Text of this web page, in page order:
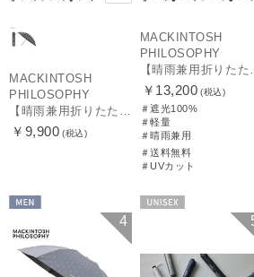
MACKINTOSH
PHILOSOPHY
【晴雨兼用折りたたみ日傘】マッキントッシュ フィロソフィー(MACKINTOSH PHILOSOPHY) バーブレラ サンプロテクトシリーズ（SUNPROTECT）無地 軽量 遮熱 遮光100 55
￥9,900 (税込)
MACKINTOSH
PHILOSOPHY
￥13,200 (税込)
＃遮光100%
＃軽量
＃晴雨兼用
＃送料無料
＃UVカット
4